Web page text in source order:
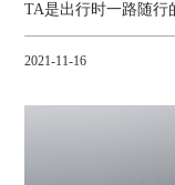
TA是出行时一路随行
2021-11-16